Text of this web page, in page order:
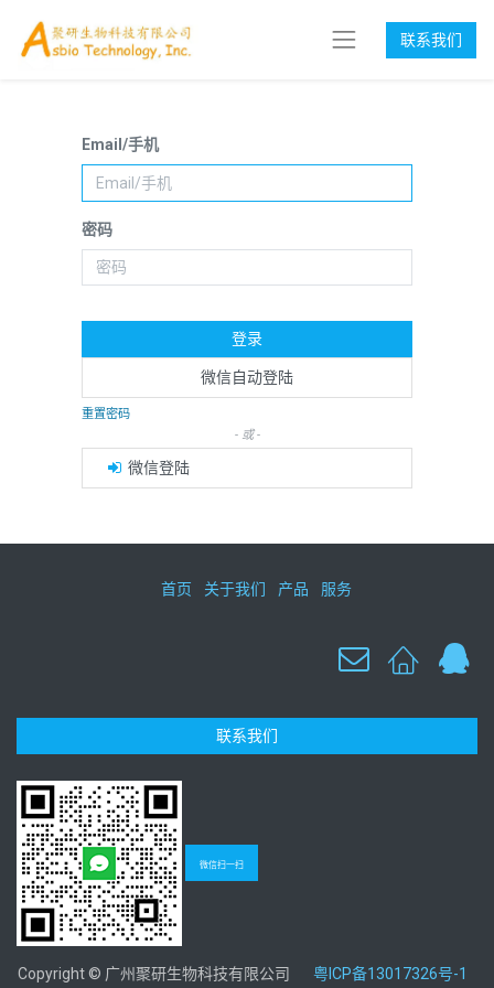
联系我们
Email/手机
密码
登录
微信自动登陆
重置密码
- 或 -
微信登陆
首页 关于我们 产品 服务
联系我们
微信扫一扫
Copyright © 广州聚研生物科技有限公司 粤ICP备13017326号-1